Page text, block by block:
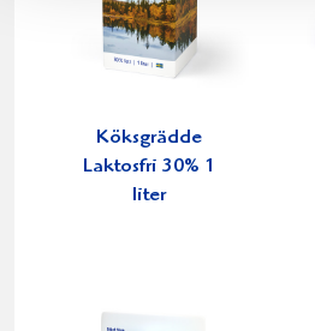
Köksgrädde
Laktosfri 30% 1
liter